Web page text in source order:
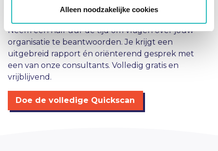
Alleen noodzakelijke cookies
Doe de volledige Quickscan!
Neem een half uur de tijd om vragen over jouw
organisatie te beantwoorden. Je krijgt een
uitgebreid rapport én oriënterend gesprek met
een van onze consultants. Volledig gratis en
vrijblijvend.
Doe de volledige Quickscan